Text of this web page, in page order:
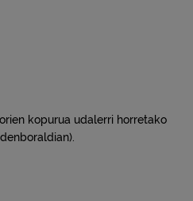
kopurua udalerri horretako